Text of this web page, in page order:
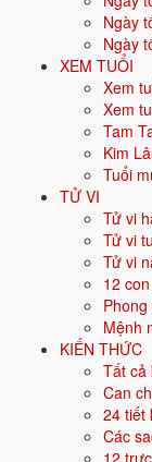
Ngày
Ngày
XEM TUỔI
Xem
Xem
Tam
Kim
Tuổi
TỬ VI
Tử vi
Tử vi
Tử vi
12
Mệnh
KIẾN THỨC
Tất cả
Can
24 tiết
Các
12 trực
Sinh năm 2006 là
Người sinh năm2006
Thượng Thổ , mệnh
hợp là Trung tâm,
Năm sinh dương
Mệnh ngũ hành
Hướng hợp